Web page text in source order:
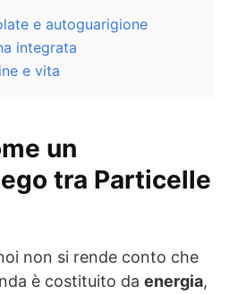
e autoguarigione
integrata
e vita
un
tra Particelle
non si rende conto che
è costituito da energia,